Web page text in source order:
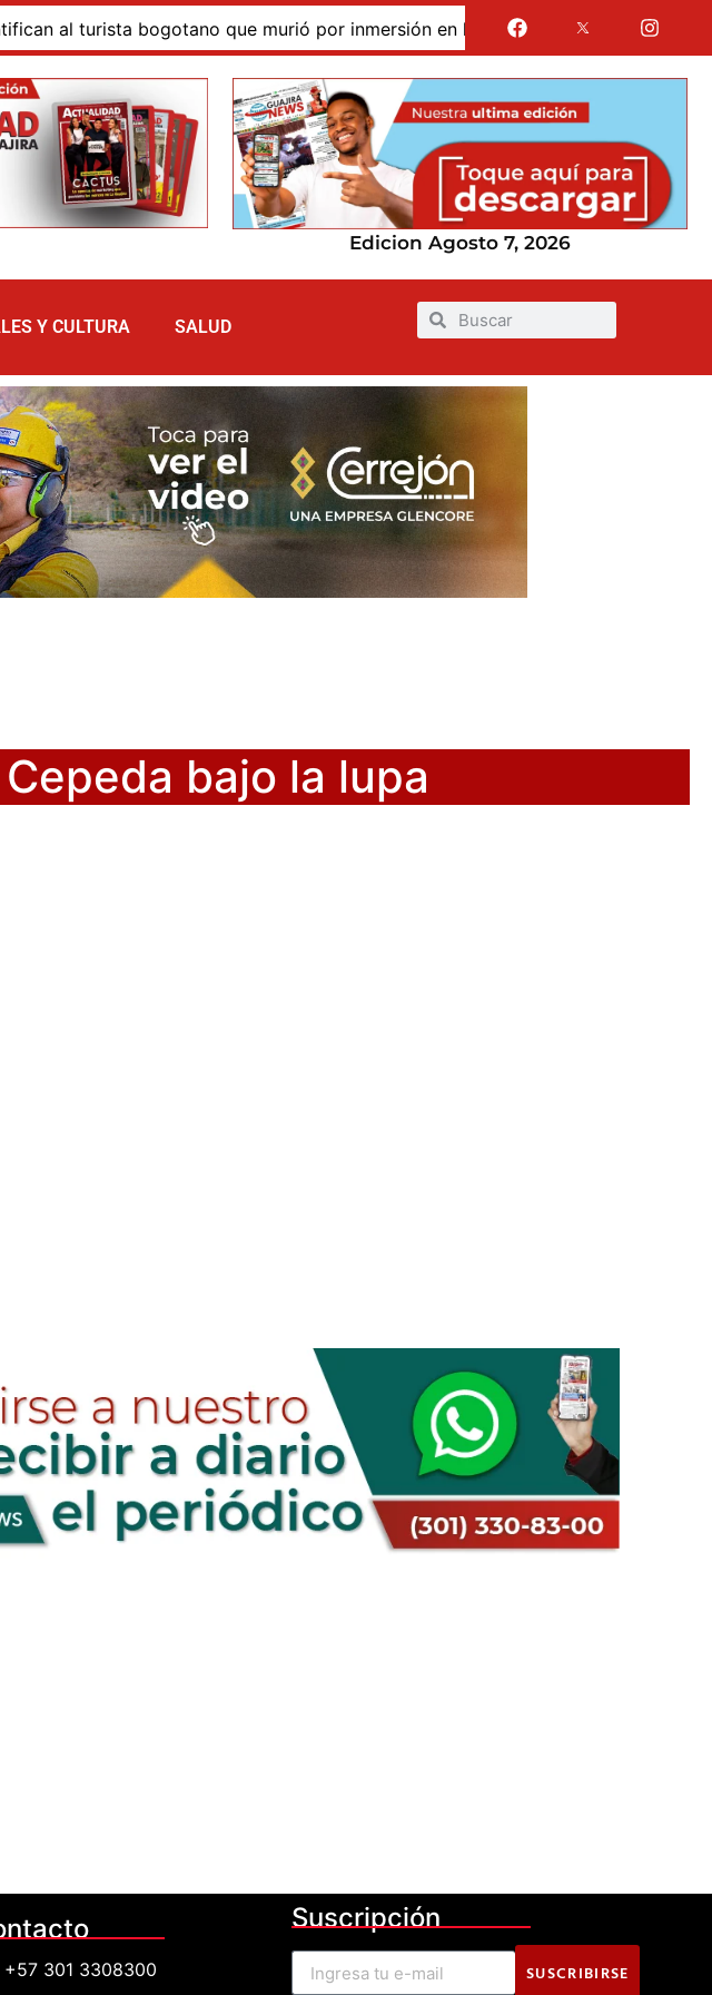
turista bogotano que murió por inmersión en las dunas de Taroa; su cuerpo
Edicion Agosto 7, 2026
Y CULTURA SALUD
bajo la lupa
+57 301 3308300
Suscripción
SUSCRIBIRSE